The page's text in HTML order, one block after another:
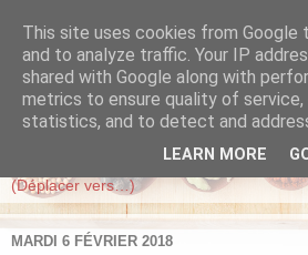
FORZA
Vivre mieux, maigrir, perdre du poids
Forza Persona de Coach Poids Sante
MARDI 6 FÉVRIER 2018
This site uses cookies from Google
and to analyze traffic. Your IP
shared with Google along with
metrics to ensure quality of service,
statistics, and to detect and
LEARN MORE